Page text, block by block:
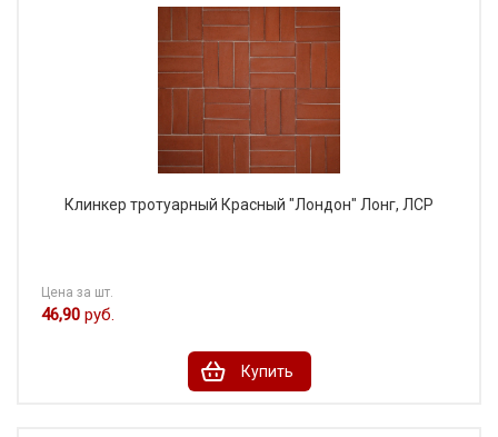
Клинкер тротуарный Красный "Лондон" Лонг, ЛСР
Цена за шт.
46,90 руб.
Купить